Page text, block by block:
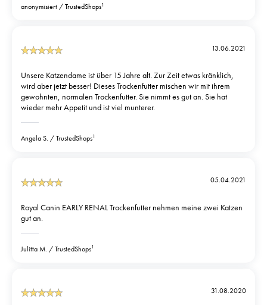
anonymisiert TrustedShops1
13.06.2021
Unsere Katzendame ist über 15 Jahre alt. Zur Zeit etwas kränklich,
wird aber jetzt besser! Dieses Trockenfutter mischen wir mit ihrem
gewohnten, normalen Trockenfutter. Sie nimmt es gut an. Sie hat
wieder mehr Appetit und ist viel munterer.
Angela S. TrustedShops1
05.04.2021
Royal Canin EARLY RENAL Trockenfutter nehmen meine zwei Katzen
gut an.
Julitta M. TrustedShops1
31.08.2020